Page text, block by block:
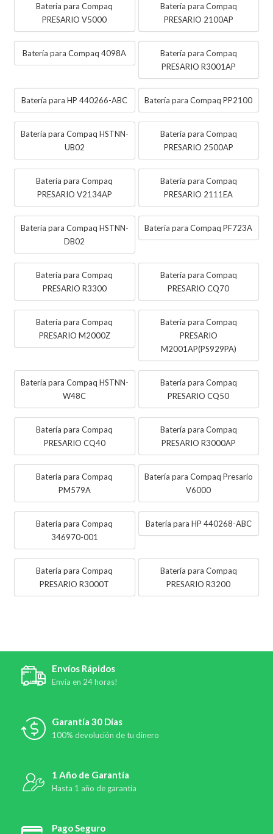
Batería para Compaq
PRESARIO V5000
Batería para Compaq
PRESARIO 2100AP
Batería para Compaq 4098A
Batería para Compaq
PRESARIO R3001AP
Batería para HP 440266-ABC Batería para Compaq PP2100
Batería para Compaq HSTNN-
UB02
Batería para Compaq
PRESARIO 2500AP
Batería para Compaq
PRESARIO V2134AP
Batería para Compaq
PRESARIO 2111EA
Batería para Compaq HSTNN-
DB02
Batería para Compaq PF723A
Batería para Compaq
PRESARIO R3300
Batería para Compaq
PRESARIO CQ70
Batería para Compaq
PRESARIO M2000Z
Batería para Compaq
PRESARIO
M2001AP(PS929PA)
Batería para Compaq HSTNN-
W48C
Batería para Compaq
PRESARIO CQ50
Batería para Compaq
PRESARIO CQ40
Batería para Compaq
PRESARIO R3000AP
Batería para Compaq
PM579A
Batería para Compaq Presario
V6000
Batería para Compaq
346970-001
Batería para HP 440268-ABC
Batería para Compaq
PRESARIO R3000T
Batería para Compaq
PRESARIO R3200
Envíos Rápidos
Envía en 24 horas!
Garantía 30 Días
100% devolución de tu dinero
1 Año de Garantía
Hasta 1 año de garantía
Pago Seguro